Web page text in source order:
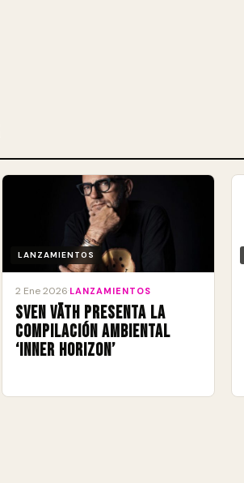
LANZAMIENTOS
2 Ene 2026 LANZAMIENTOS
Sven Väth presenta la
compilación ambiental
‘Inner Horizon’